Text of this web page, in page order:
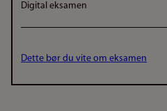
Digital eksamen
Dette bør du vite om eksamen